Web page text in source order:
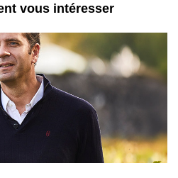
vous intéresser